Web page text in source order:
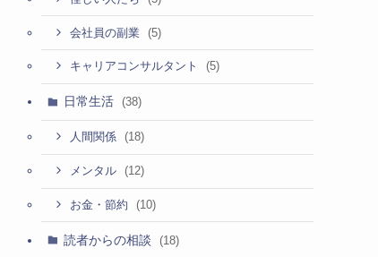
会社員の副業 (5)
キャリアコンサルタント (5)
日常生活 (38)
人間関係 (18)
メンタル (12)
お金・節約 (10)
読者からの相談 (18)